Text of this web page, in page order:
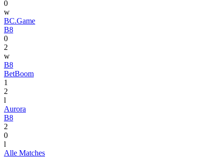
0
w
BC.Game
B8
0
2
w
B8
BetBoom
1
2
l
Aurora
B8
2
0
l
Alle Matches